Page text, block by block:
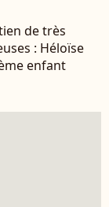
de très
: Héloïse
enfant